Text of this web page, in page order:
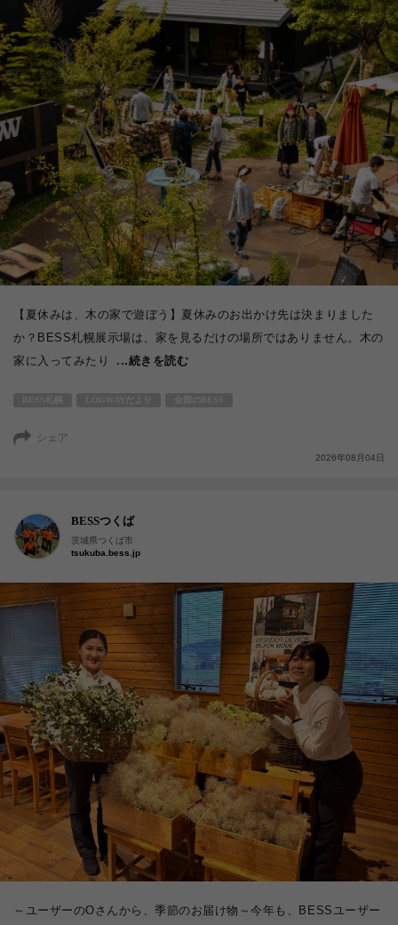
【夏休みは、木の家で遊ぼう】夏休みのお出かけ先は決まりました
か？BESS札幌展示場は、家を見るだけの場所ではありません。木の
家に入ってみたり
...続きを読む
シェア
2026年08月04日
BESSつくば
茨城県つくば市
tsukuba.bess.jp
～ユーザーのOさんから、季節のお届け物～今年も、BESSユーザー